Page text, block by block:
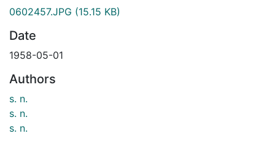
0602457.JPG (15.15 KB)
Date
1958-05-01
Authors
s. n.
s. n.
s. n.